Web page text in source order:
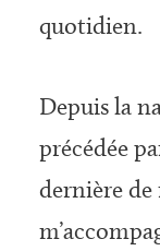
quotidien.
Depuis la
précédée
dernière